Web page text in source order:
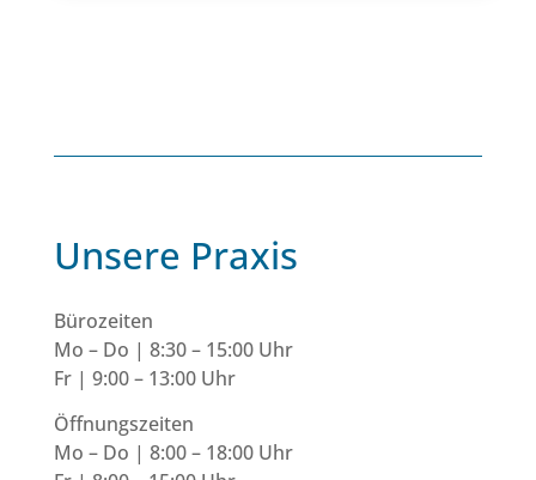
Unsere Praxis
Bürozeiten
Mo – Do | 8:30 – 15:00 Uhr
Fr | 9:00 – 13:00 Uhr
Öffnungszeiten
Mo – Do | 8:00 – 18:00 Uhr